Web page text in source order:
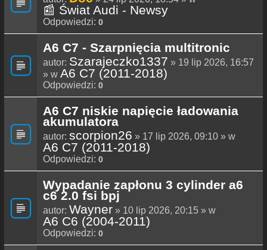
📰 Świat Audi - Newsy
Odpowiedzi: 0
A6 C7 - Szarpnięcia multitronic
autor: Szarajeczko1337 » 19 lip 2026, 16:57
» w A6 C7 (2011-2018)
Odpowiedzi: 0
A6 C7 niskie napięcie ładowania
akumulatora
autor: scorpion26 » 17 lip 2026, 09:10 » w
A6 C7 (2011-2018)
Odpowiedzi: 0
Wypadanie zapłonu 3 cylinder a6
c6 2.0 fsi bpj
autor: Wayner » 10 lip 2026, 20:15 » w
A6 C6 (2004-2011)
Odpowiedzi: 0